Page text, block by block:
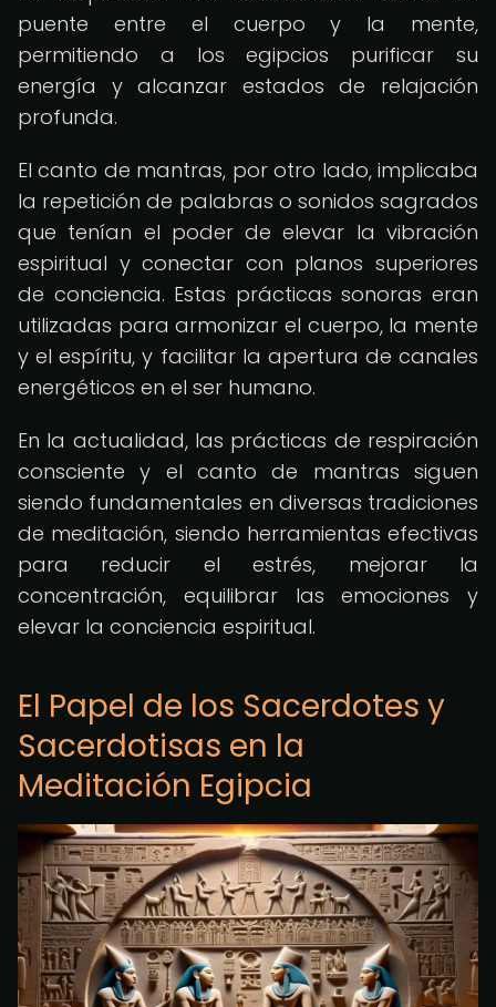
puente entre el cuerpo y la mente,
permitiendo a los egipcios purificar su
energía y alcanzar estados de relajación
profunda.
El canto de mantras, por otro lado, implicaba
la repetición de palabras o sonidos sagrados
que tenían el poder de elevar la vibración
espiritual y conectar con planos superiores
de conciencia. Estas prácticas sonoras eran
utilizadas para armonizar el cuerpo, la mente
y el espíritu, y facilitar la apertura de canales
energéticos en el ser humano.
En la actualidad, las prácticas de respiración
consciente y el canto de mantras siguen
siendo fundamentales en diversas tradiciones
de meditación, siendo herramientas efectivas
para reducir el estrés, mejorar la
concentración, equilibrar las emociones y
elevar la conciencia espiritual.
El Papel de los Sacerdotes y
Sacerdotisas en la
Meditación Egipcia